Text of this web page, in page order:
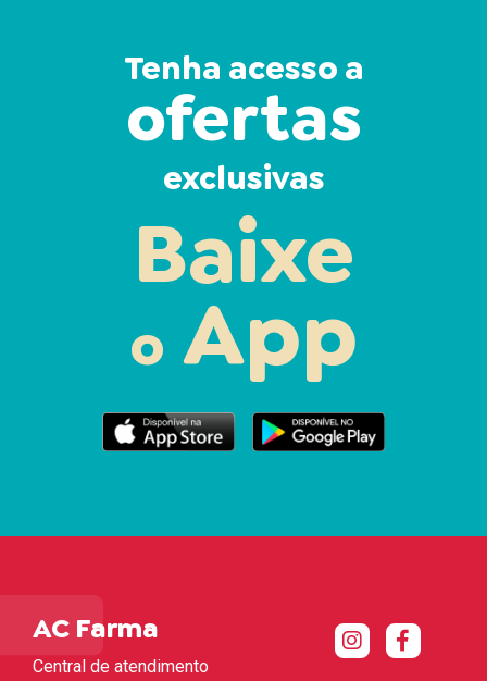
Tenha acesso a
ofertas
exclusivas
Baixe
o App
AC Farma
Central de atendimento